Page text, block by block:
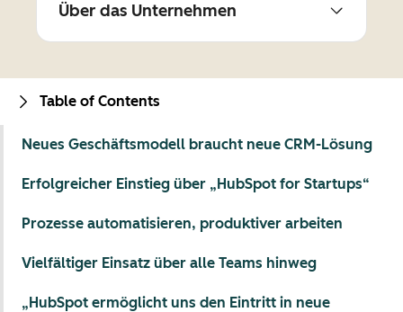
Über das Unternehmen
Table of Contents
Neues Geschäftsmodell braucht neue CRM-Lösung
Erfolgreicher Einstieg über „HubSpot for Startups“
Prozesse automatisieren, produktiver arbeiten
Vielfältiger Einsatz über alle Teams hinweg
„HubSpot ermöglicht uns den Eintritt in neue